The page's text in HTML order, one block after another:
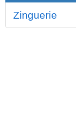
Zinguerie